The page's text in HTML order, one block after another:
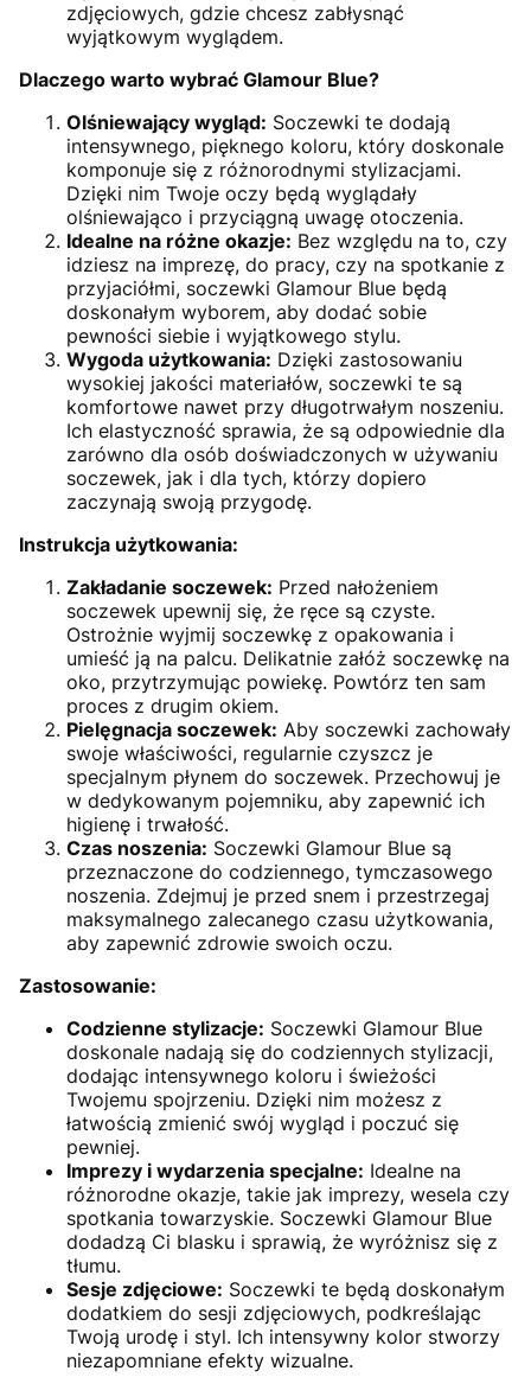
zdjęciowych, gdzie chcesz zabłysnąć
wyjątkowym wyglądem.
Dlaczego warto wybrać Glamour Blue?
Olśniewający wygląd: Soczewki te dodają
intensywnego, pięknego koloru, który doskonale
komponuje się z różnorodnymi stylizacjami.
Dzięki nim Twoje oczy będą wyglądały
olśniewająco i przyciągną uwagę otoczenia.
Idealne na różne okazje: Bez względu na to, czy
idziesz na imprezę, do pracy, czy na spotkanie z
przyjaciółmi, soczewki Glamour Blue będą
doskonałym wyborem, aby dodać sobie
pewności siebie i wyjątkowego stylu.
Wygoda użytkowania: Dzięki zastosowaniu
wysokiej jakości materiałów, soczewki te są
komfortowe nawet przy długotrwałym noszeniu.
Ich elastyczność sprawia, że są odpowiednie dla
zarówno dla osób doświadczonych w używaniu
soczewek, jak i dla tych, którzy dopiero
zaczynają swoją przygodę.
Instrukcja użytkowania:
Zakładanie soczewek: Przed nałożeniem
soczewek upewnij się, że ręce są czyste.
Ostrożnie wyjmij soczewkę z opakowania i
umieść ją na palcu. Delikatnie załóż soczewkę na
oko, przytrzymując powiekę. Powtórz ten sam
proces z drugim okiem.
Pielęgnacja soczewek: Aby soczewki zachowały
swoje właściwości, regularnie czyszcz je
specjalnym płynem do soczewek. Przechowuj je
w dedykowanym pojemniku, aby zapewnić ich
higienę i trwałość.
Czas noszenia: Soczewki Glamour Blue są
przeznaczone do codziennego, tymczasowego
noszenia. Zdejmuj je przed snem i przestrzegaj
maksymalnego zalecanego czasu użytkowania,
aby zapewnić zdrowie swoich oczu.
Zastosowanie:
Codzienne stylizacje: Soczewki Glamour Blue
doskonale nadają się do codziennych stylizacji,
dodając intensywnego koloru i świeżości
Twojemu spojrzeniu. Dzięki nim możesz z
łatwością zmienić swój wygląd i poczuć się
pewniej.
Imprezy i wydarzenia specjalne: Idealne na
różnorodne okazje, takie jak imprezy, wesela czy
spotkania towarzyskie. Soczewki Glamour Blue
dodadzą Ci blasku i sprawią, że wyróżnisz się z
tłumu.
Sesje zdjęciowe: Soczewki te będą doskonałym
dodatkiem do sesji zdjęciowych, podkreślając
Twoją urodę i styl. Ich intensywny kolor stworzy
niezapomniane efekty wizualne.